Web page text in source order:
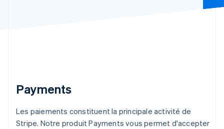
Payments
Les paiements constituent la principale activité de
Stripe. Notre produit Payments vous permet d'accepter
English
EspañolEnglish
Estonie